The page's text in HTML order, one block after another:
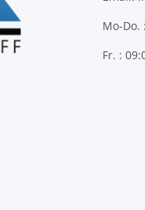
Mo-Do.
Fr. :